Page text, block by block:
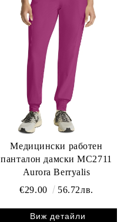
Медицински работен
панталон дамски MC2711
Aurora Berryalis
€29.00
56.72лв.
Виж детайли